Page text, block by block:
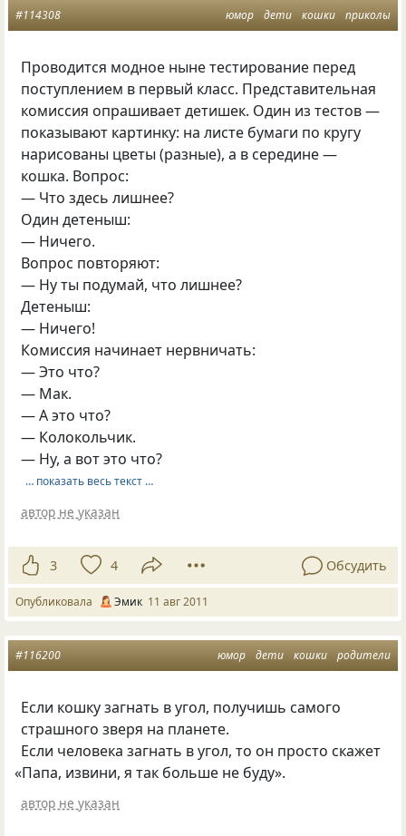
юмор дети кошки приколы
#114308
Проводится модное ныне тестирование перед
поступлением в первый класс. Представительная
комиссия опрашивает детишек. Один из тестов —
показывают картинку: на листе бумаги по кругу
нарисованы цветы (разные), а в середине —
кошка. Вопрос:
— Что здесь лишнее?
Один детеныш:
— Ничего.
Вопрос повторяют:
— Ну ты подумай, что лишнее?
Детеныш:
— Ничего!
Комиссия начинает нервничать:
— Это что?
— Мак.
— А это что?
— Колокольчик.
— Ну, а вот это что?
… показать весь текст …
автор не указан
3 4 Обсудить
Опубликовала Эмик 11 авг 2011
юмор дети кошки родители
#116200
Если кошку загнать в угол, получишь самого
страшного зверя на планете.
Если человека загнать в угол, то он просто скажет
«Папа, извини, я так больше не буду».
автор не указан